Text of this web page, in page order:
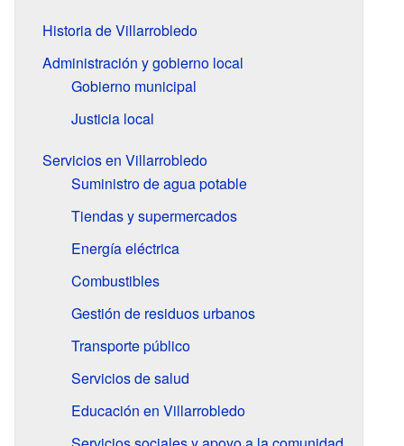
Historia de Villarrobledo
Administración y gobierno local
Gobierno municipal
Justicia local
Servicios en Villarrobledo
Suministro de agua potable
Tiendas y supermercados
Energía eléctrica
Combustibles
Gestión de residuos urbanos
Transporte público
Servicios de salud
Educación en Villarrobledo